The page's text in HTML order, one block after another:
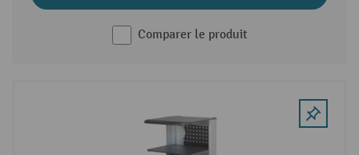
Comparer le produit